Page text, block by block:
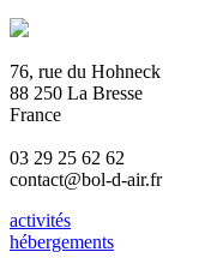
76, rue du Hohneck
88 250 La Bresse
France
03 29 25 62 62
contact@bol-d-air.fr
activités
hébergements